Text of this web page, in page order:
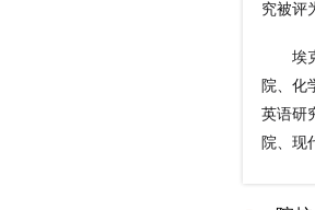
究被评
埃克
院、化
英语研
院、现